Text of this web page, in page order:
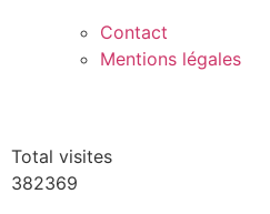
Contact
Mentions légales
Total visites
382369